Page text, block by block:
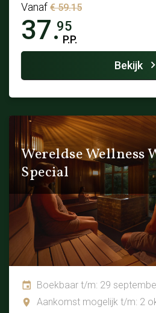
Vanaf € 59.15
37.95
P.P.
Bekijk
Wereldse Wellness
Special
Boekbaar t/m: 29
Aankomst mogelijk t/m: 2